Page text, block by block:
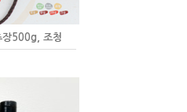
장500g, 조청